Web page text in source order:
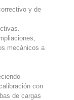
y de
mecánicos a
con
de cargas